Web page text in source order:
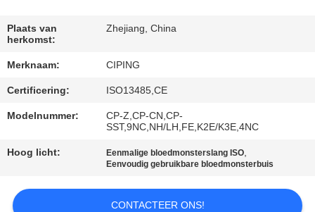
POLICY
Plaats van
herkomst:
Zhejiang, China
Merknaam: CIPING
Certificering: ISO13485,CE
Modelnummer:
CP-Z,CP-CN,CP-
SST,9NC,NH/LH,FE,K2E/K3E,4NC
Hoog licht: Eenmalige bloedmonsterslang ISO,
Eenvoudig gebruikbare bloedmonsterbuis
CONTACTEER ONS!